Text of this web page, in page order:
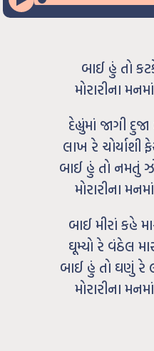
બાઈ હું તો
મોરારીના
દેહ્યુંમાં જાગી
લાખ રે ચોર્યાશી
બાઈ હું તો નમતું
મોરારીના
બાઈ મીરાં કહે
ઘૂમ્યો રે વંઠેલ
બાઈ હું તો ઘણું રે
મોરારીના